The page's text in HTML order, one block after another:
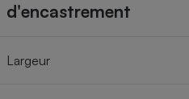
d'encastrement
Largeur